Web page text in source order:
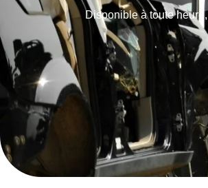
Disponible à toute heure,